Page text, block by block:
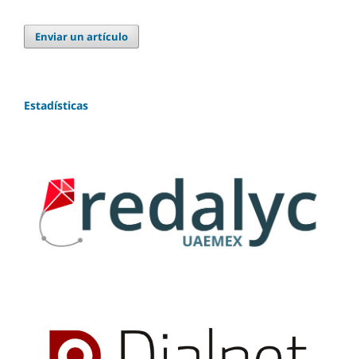
Enviar un artículo
Estadísticas